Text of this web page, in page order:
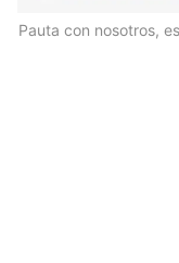
Pauta con nosotros,